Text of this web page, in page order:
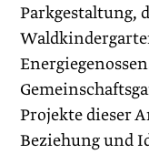
Parkgestaltung,
Projekte dieser
Beziehung und